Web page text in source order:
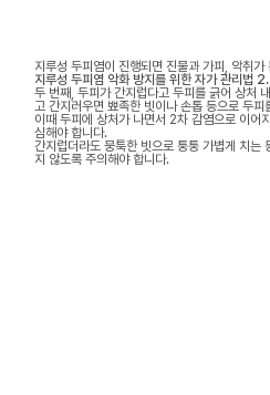
지루성 두피염이 진행되면 진물과 가피, 악취가
지루성 두피염 악화 방지를 위한 자가 관리법 2.
두 번째, 두피가 간지럽다고 두피를 긁어 상처
고 간지러우면 뾰족한 빗이나 손톱 등으로 두피
이때 두피에 상처가 나면서 2차 감염으로 이어
심해야 합니다.
간지럽더라도 뭉툭한 빗으로 퉁퉁 가볍게 치는
지 않도록 주의해야 합니다.